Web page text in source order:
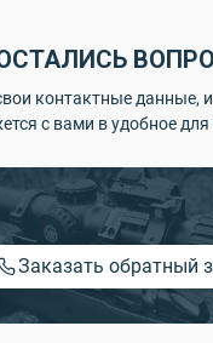
контактные данные,
с вами в удобное
Заказать обратный